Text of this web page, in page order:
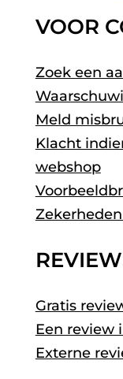
VOOR
Zoek een
Meld
Klacht
webshop
Gratis
Een review
Externe